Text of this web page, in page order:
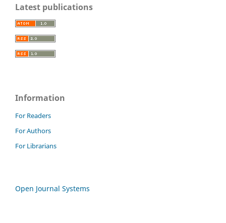
Latest publications
Information
For Readers
For Authors
For Librarians
Open Journal Systems